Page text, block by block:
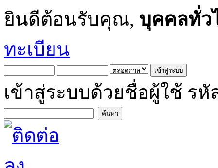
ยินดีต้อนรับคุณ, บุคคลทั่ว
ทะเบียน
เข้าสู่ระบบด้วยชื่อผู้ใช้ รหั